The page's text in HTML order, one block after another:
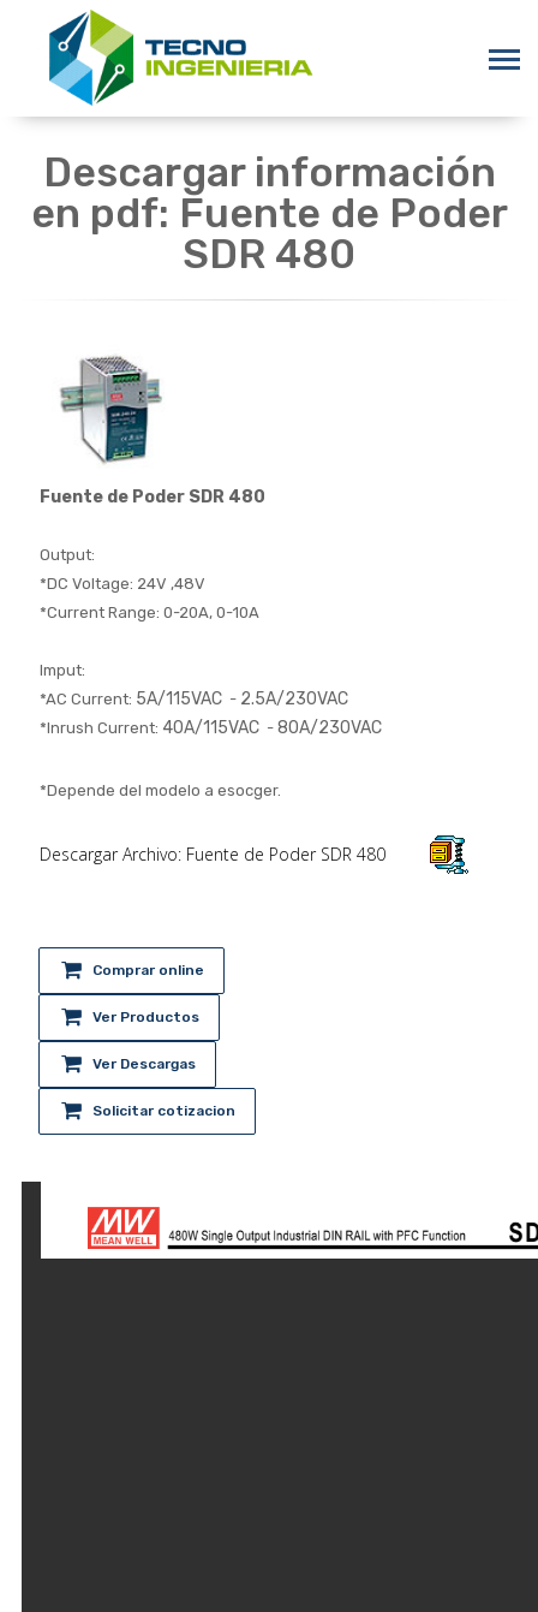
Descargar información
en pdf: Fuente de Poder
SDR 480
Fuente de Poder SDR 480
Output:
*DC Voltage: 24V ,48V
*Current Range: 0-20A, 0-10A
Imput:
*AC Current: 5A/115VAC - 2.5A/230VAC
*Inrush Current: 40A/115VAC - 80A/230VAC
*Depende del modelo a esocger.
Descargar Archivo: Fuente de Poder SDR 480
Comprar online
Ver Productos
Ver Descargas
Solicitar cotizacion